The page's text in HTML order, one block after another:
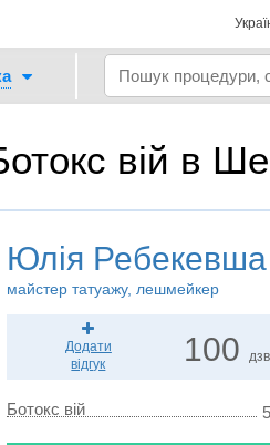
вій в
Юлія Ребекевша
майстер татуажу, лешмейкер
Додати
відгук
100
Ботокс вій